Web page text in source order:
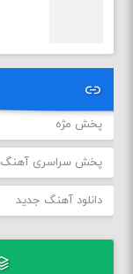
پخش مژه
پخش سراسری آهنگ
دانلود آهنگ جدید